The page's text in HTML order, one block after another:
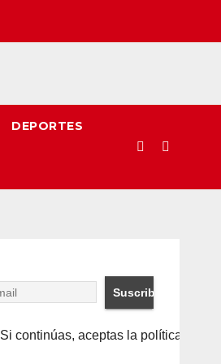
DEPORTES
Si continúas, aceptas la política de